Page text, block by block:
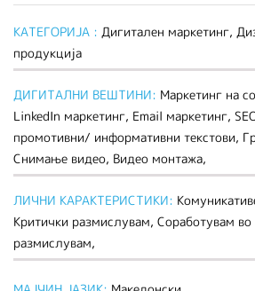
КАТЕГОРИЈА : Дигитален маркетинг,
продукција
ДИГИТАЛНИ ВЕШТИНИ: Mаркетинг на
LinkedIn маркетинг, Еmail маркетинг,
промотивни/ информативни текстови,
Снимање видео, Видео монтажа,
ЛИЧНИ КАРАКТЕРИСТИКИ:
Критички размислувам, Соработувам
размислувам,